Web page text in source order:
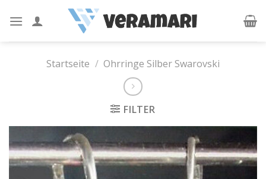
Startseite / Ohrringe Silber Swarovski
FILTER